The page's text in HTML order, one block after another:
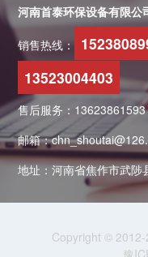
河南首泰环保设备有限公
销售热线：
13523004403
售后服务：13623861593
邮箱：
地址：河南省焦作市武陟
Copyright ©